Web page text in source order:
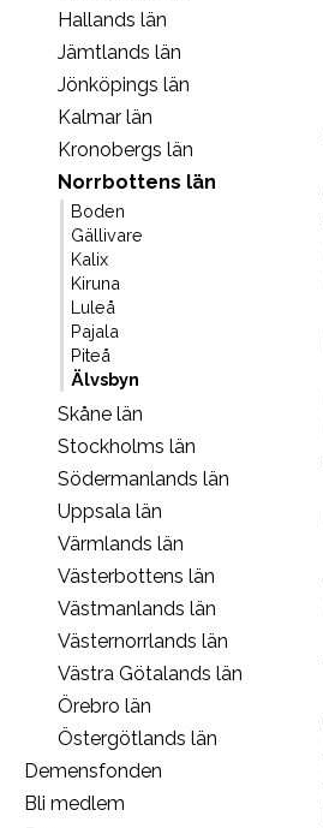
Hallands län
Jämtlands län
Jönköpings län
Kalmar län
Kronobergs län
Norrbottens län
Boden
Gällivare
Kalix
Kiruna
Luleå
Pajala
Piteå
Älvsbyn
Skåne län
Stockholms län
Södermanlands län
Uppsala län
Värmlands län
Västerbottens län
Västmanlands län
Västernorrlands län
Västra Götalands län
Örebro län
Östergötlands län
Demensfonden
Bli medlem